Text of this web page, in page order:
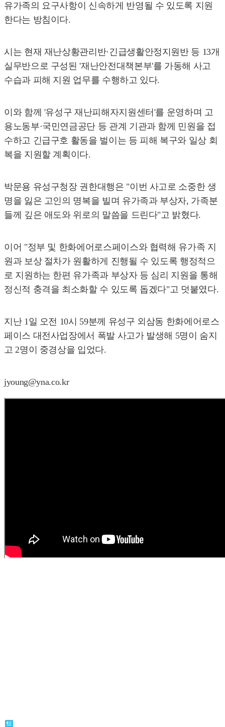
유가족의 요구사항이 신속하게 반영될 수 있도록 지원
한다는 방침이다.
시는 현재 재난상황관리반·긴급생활안정지원반 등 13개
실무반으로 구성된 '재난안전대책본부'를 가동해 사고
수습과 피해 지원 업무를 수행하고 있다.
이와 함께 '유성구 재난피해자지원센터'를 운영하며 고
용노동부·국민연금공단 등 관계 기관과 함께 민원을 접
수하고 긴급구호 활동을 벌이는 등 피해 복구와 일상 회
복을 지원할 계획이다.
박문용 유성구청장 권한대행은 "이번 사고로 소중한 생
명을 잃은 고인의 명복을 빌며 유가족과 부상자, 가족분
들께 깊은 애도와 위로의 말씀을 드린다"고 밝혔다.
이어 "정부 및 한화에어로스페이스와 협력해 유가족 지
원과 보상 절차가 원활하게 진행될 수 있도록 행정적으
로 지원하는 한편 유가족과 부상자 등 심리 지원을 통해
정신적 충격을 최소화할 수 있도록 돕겠다"고 덧붙였다.
지난 1일 오전 10시 59분께 유성구 외삼동 한화에어로스
페이스 대전사업장에서 폭발 사고가 발생해 5명이 숨지
고 2명이 중경상을 입었다.
jyoung@yna.co.kr